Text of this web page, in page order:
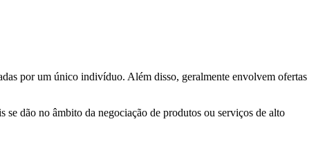
por um único indivíduo. Além disso, geralmente envolvem ofertas
dão no âmbito da negociação de produtos ou serviços de alto